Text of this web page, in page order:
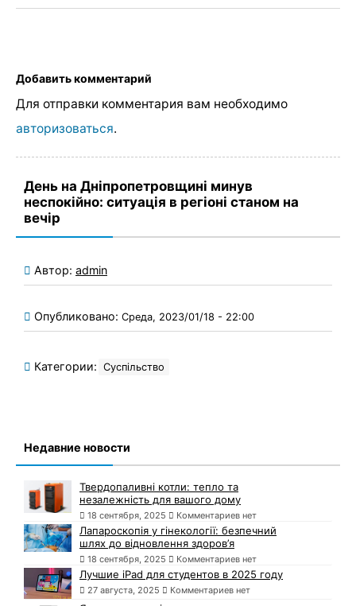
Добавить комментарий
Для отправки комментария вам необходимо
авторизоваться.
День на Дніпропетровщині минув
неспокійно: ситуація в регіоні станом на
вечір
Автор: admin
Опубликовано: Среда, 2023/01/18 - 22:00
Категории: Суспільство
Недавние новости
Твердопаливні котли: тепло та
незалежність для вашого дому
18 сентября, 2025 Комментариев нет
Лапароскопія у гінекології: безпечний
шлях до відновлення здоров’я
18 сентября, 2025 Комментариев нет
Лучшие iPad для студентов в 2025 году
27 августа, 2025 Комментариев нет